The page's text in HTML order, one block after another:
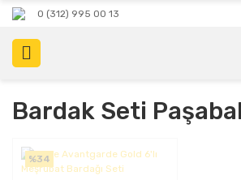
0 (312) 995 00 13
Bardak Seti
%34